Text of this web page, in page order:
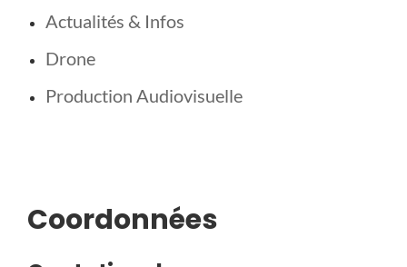
Actualités & Infos
Drone
Production Audiovisuelle
Coordonnées